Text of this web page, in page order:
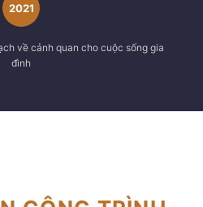
2021
về cảnh quan cho cuộc sống gia
đình